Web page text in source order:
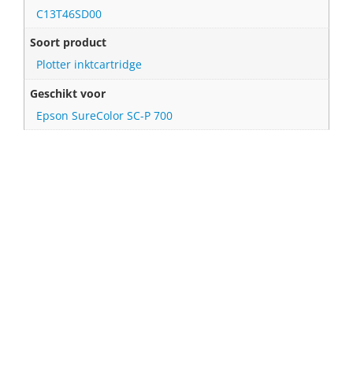
C13T46SD00
Soort product
Plotter inktcartridge
Geschikt voor
Epson SureColor SC-P 700